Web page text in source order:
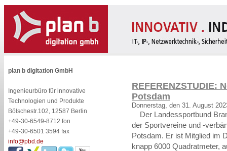
plan b digitation GmbH
Ingenieurbüro für innovative
Technologien und Produkte
Bölschestr.102, 12587 Berlin
+49-30-6549-8712 fon
+49-30-6501 3594 fax
info@pbd.de
REFERENZSTUDIE:
Potsdam
Donnerstag, den 31. August
Der Landessportbund
der Sportvereine und -
Potsdam. Er ist Mitglied im
knapp 6000 Quadratmeter,